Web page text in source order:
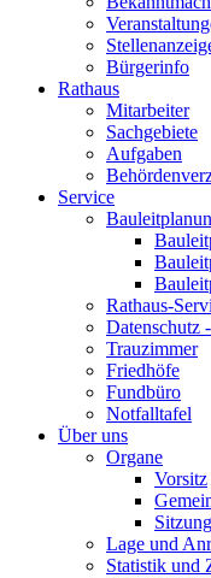
Bürgerinfo
Rathaus
Mitarbeiter
Sachgebiete
Aufgaben
Service
Rathaus-
Datenschutz
Trauzimmer
Friedhöfe
Fundbüro
Notfalltafel
Über uns
Organe
Vorsitz
Lage und
Statistik und